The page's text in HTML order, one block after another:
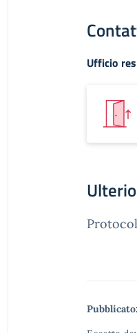
Ufficio
Pubblicato: